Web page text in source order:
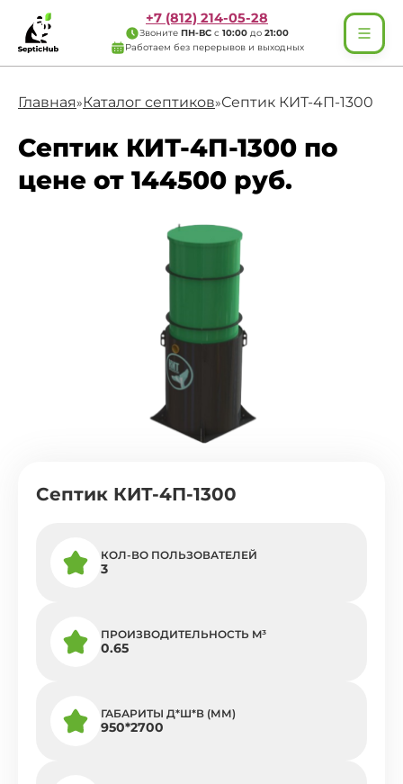
+7 (812) 214-05-28
Звоните ПН-ВС с 10:00 до 21:00
Работаем без перерывов и выходных
Главная»Каталог септиков»Септик КИТ-4П-1300
Септик КИТ-4П-1300 по
цене от 144500 руб.
Септик КИТ-4П-1300
КОЛ-ВО ПОЛЬЗОВАТЕЛЕЙ
3
ПРОИЗВОДИТЕЛЬНОСТЬ M³
0.65
ГАБАРИТЫ Д*Ш*В (ММ)
950*2700